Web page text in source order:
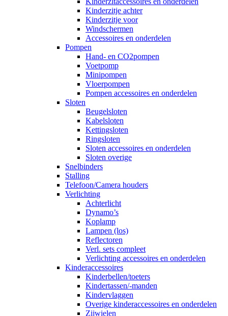
Kinderzitje achter
Kinderzitje voor
Windschermen
Accessoires en onderdelen
Pompen
Hand- en CO2pompen
Voetpomp
Minipompen
Vloerpompen
Pompen accessoires en onderdelen
Sloten
Beugelsloten
Kabelsloten
Kettingsloten
Ringsloten
Sloten accessoires en onderdelen
Sloten overige
Snelbinders
Stalling
Telefoon/Camera houders
Verlichting
Achterlicht
Dynamo’s
Koplamp
Lampen (los)
Reflectoren
Verl. sets compleet
Verlichting accessoires en onderdelen
Kinderaccessoires
Kinderbellen/toeters
Kindertassen/-manden
Kindervlaggen
Overige kinderaccessoires en onderdelen
Zijwielen